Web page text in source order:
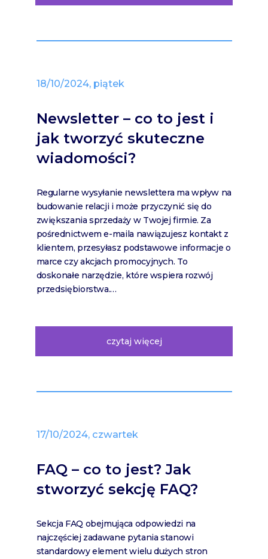
18/10/2024, piątek
Newsletter – co to jest i
jak tworzyć skuteczne
wiadomości?
Regularne wysyłanie newslettera ma wpływ na
budowanie relacji i może przyczynić się do
zwiększania sprzedaży w Twojej firmie. Za
pośrednictwem e-maila nawiązujesz kontakt z
klientem, przesyłasz podstawowe informacje o
marce czy akcjach promocyjnych. To
doskonałe narzędzie, które wspiera rozwój
przedsiębiorstwa.…
czytaj więcej
17/10/2024, czwartek
FAQ – co to jest? Jak
stworzyć sekcję FAQ?
Sekcja FAQ obejmująca odpowiedzi na
najczęściej zadawane pytania stanowi
standardowy element wielu dużych stron